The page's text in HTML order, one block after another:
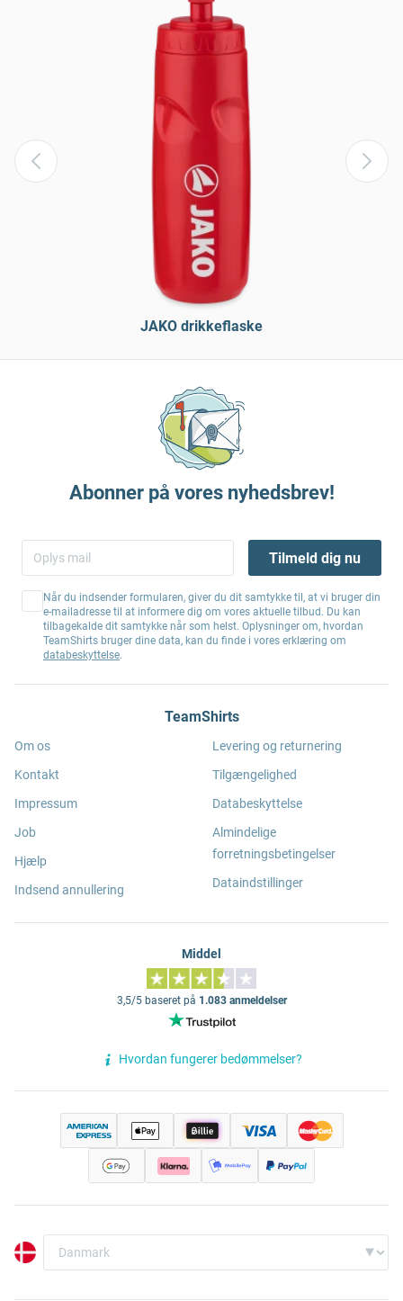
JAKO drikkeflaske
Abonner på vores nyhedsbrev!
Tilmeld dig nu
Når du indsender formularen, giver du dit samtykke til, at vi bruger din
e-mailadresse til at informere dig om vores aktuelle tilbud. Du kan
tilbagekalde dit samtykke når som helst. Oplysninger om, hvordan
TeamShirts bruger dine data, kan du finde i vores erklæring om
databeskyttelse.
TeamShirts
Om os
Kontakt
Impressum
Job
Hjælp
Indsend annullering
Levering og returnering
Tilgængelighed
Databeskyttelse
Almindelige
forretningsbetingelser
Dataindstillinger
Middel
3,5/5 baseret på 1.083 anmeldelser
Hvordan fungerer bedømmelser?